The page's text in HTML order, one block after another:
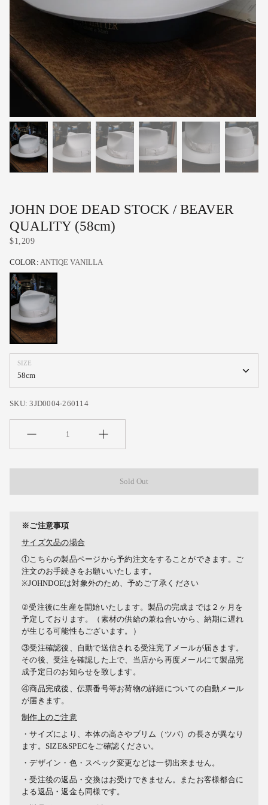
JOHN DOE DEAD STOCK / BEAVER
QUALITY (58cm)
$1,209
COLOR: ANTIQE VANILLA
ANTIQE
VANILLA
SIZE
SKU:3JD0004-260114
Sold Out
※ご注意事項
サイズ欠品の場合
①こちらの製品ページから予約注文をすることができます。ご
注文のお手続きをお願いいたします。
※JOHNDOEは対象外のため、予めご了承ください
②受注後に生産を開始いたします。製品の完成までは２ヶ月を
予定しております。（素材の供給の兼ね合いから、納期に遅れ
が生じる可能性もございます。）
③受注確認後、自動で送信される受注完了メールが届きます。
その後、受注を確認した上で、当店から再度メールにて製品完
成予定日のお知らせを致します。
④商品完成後、伝票番号等お荷物の詳細についての自動メール
が届きます。
制作上のご注意
・サイズにより、本体の高さやブリム（ツバ）の長さが異なり
ます。SIZE&SPECをご確認ください。
・デザイン・色・スペック変更などは一切出来ません。
・受注後の返品・交換はお受けできません。またお客様都合に
よる返品・返金も同様です。